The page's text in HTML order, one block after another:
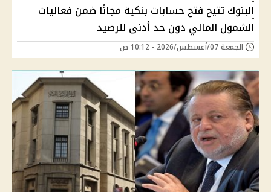
البنوك تتيح فتح حسابات بنكية مجانًا ضمن فعاليات
الشمول المالي دون حد أدنى للرصيد
الجمعة 07/أغسطس/2026 - 10:12 ص